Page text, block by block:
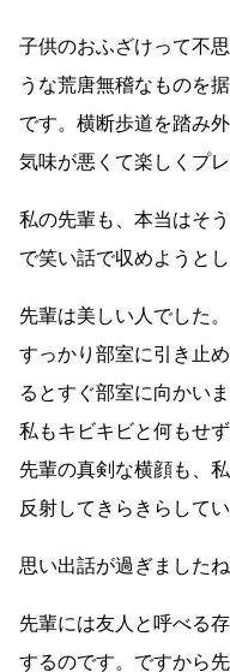
子供のおふざけって不
うな荒唐無稽なものを
です。横断歩道を踏み
気味が悪くて楽しくプ
私の先輩も、本当はそ
で笑い話で収めようと
先輩は美しい人でした
すっかり部室に引き止
るとすぐ部室に向かい
私もキビキビと何もせ
先輩の真剣な横顔も、
反射してきらきらして
思い出話が過ぎました
先輩には友人と呼べる
するのです。ですから